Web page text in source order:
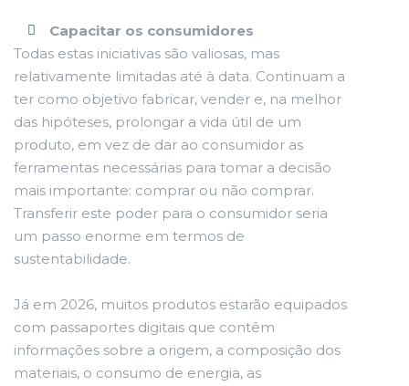
Capacitar os consumidores
Todas estas iniciativas são valiosas, mas
relativamente limitadas até à data. Continuam a
ter como objetivo fabricar, vender e, na melhor
das hipóteses, prolongar a vida útil de um
produto, em vez de dar ao consumidor as
ferramentas necessárias para tomar a decisão
mais importante: comprar ou não comprar.
Transferir este poder para o consumidor seria
um passo enorme em termos de
sustentabilidade.
Já em 2026, muitos produtos estarão equipados
com passaportes digitais que contêm
informações sobre a origem, a composição dos
materiais, o consumo de energia, as